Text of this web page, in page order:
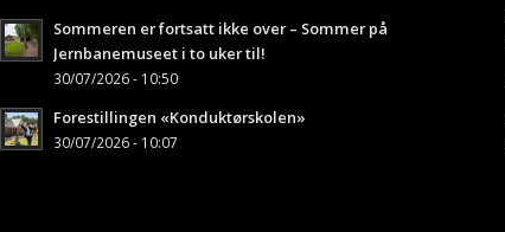
Sommeren er fortsatt ikke over – Sommer på
Jernbanemuseet i to uker til!
30/07/2026 - 10:50
Forestillingen «Konduktørskolen»
30/07/2026 - 10:07